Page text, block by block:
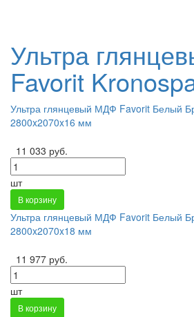
Ультра
Favorit
Ультра глянцевый МДФ Favorit Белый
2800x2070x16 мм
11 033 руб.
шт
В корзину
Ультра глянцевый МДФ Favorit Белый
2800x2070x18 мм
11 977 руб.
шт
В корзину